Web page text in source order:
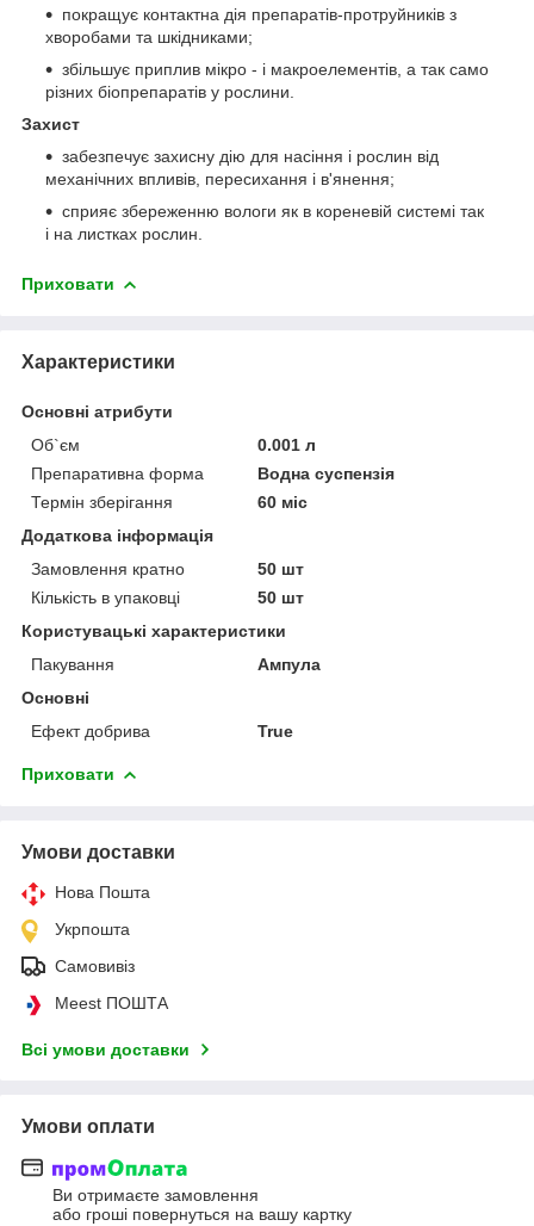
покращує контактна дія препаратів-протруйників з
хворобами та шкідниками;
збільшує приплив мікро - і макроелементів, а так само
різних біопрепаратів у рослини.
Захист
забезпечує захисну дію для насіння і рослин від
механічних впливів, пересихання і в'янення;
сприяє збереженню вологи як в кореневій системі так
і на листках рослин.
Приховати
Характеристики
Основні атрибути
Об`єм
0.001 л
Препаративна форма
Водна суспензія
Термін зберігання
60 міс
Додаткова інформація
Замовлення кратно
50 шт
Кількість в упаковці
50 шт
Користувацькі характеристики
Пакування
Ампула
Основні
Ефект добрива
True
Приховати
Умови доставки
Нова Пошта
Укрпошта
Самовивіз
Meest ПОШТА
Всі умови доставки
Умови оплати
Ви отримаєте замовлення
або гроші повернуться на вашу картку